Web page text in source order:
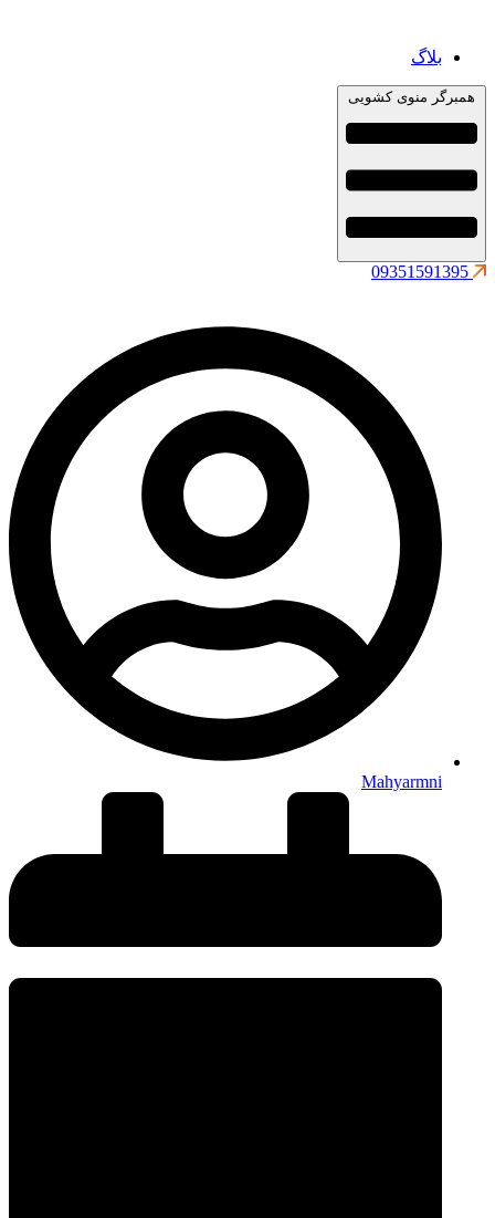
بلاگ
همبرگر منوی کشویی
09351591395
Mahyarmni